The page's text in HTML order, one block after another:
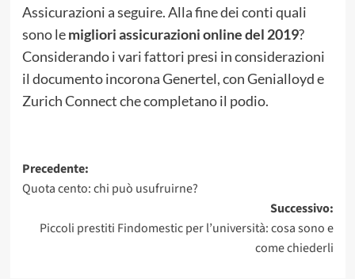
Assicurazioni a seguire. Alla fine dei conti quali
sono lemigliori assicurazioni online del 2019?
Considerando i vari fattori presi in considerazioni
il documento incorona Genertel, con Genialloyd e
Zurich Connect che completano il podio.
Navigazione
articolo
Precedente:
Quota cento: chi può usufruirne?
Successivo:
Piccoli prestiti Findomestic per l’università: cosa sono e
come chiederli